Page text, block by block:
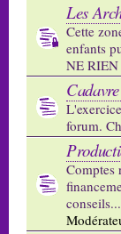
Les
Cette
enfants
NE
forum.
Comptes
conseils...